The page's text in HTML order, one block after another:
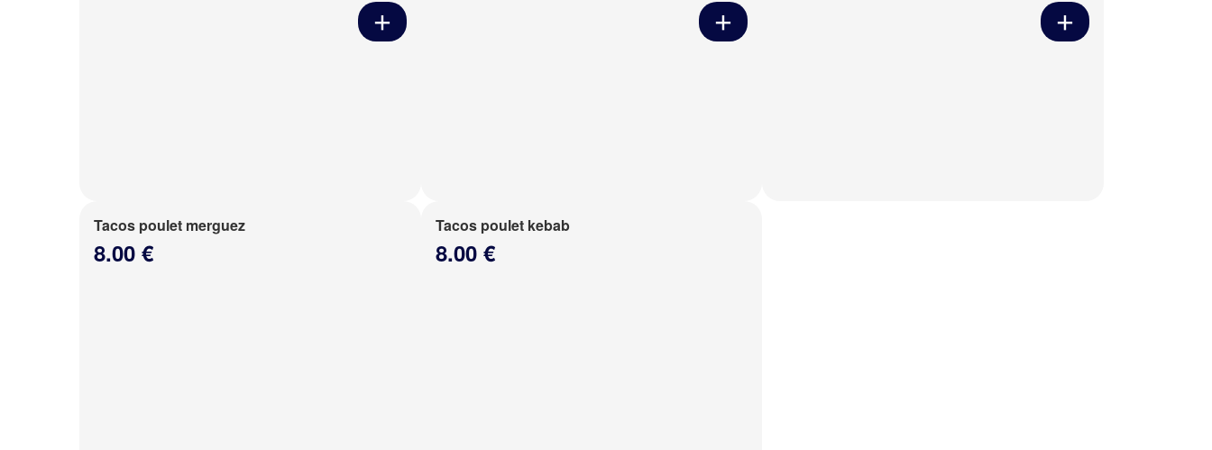
Tacos poulet merguez
8.00 €
Tacos poulet kebab
8.00 €